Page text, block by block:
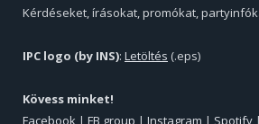
Kérdéseket, írásokat, promókat,
IPC logo (by INS): Letöltés (.eps)
Kövess minket!
Facebook | FB group | Instagram | Spotify |